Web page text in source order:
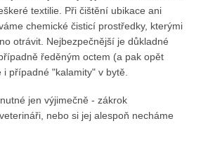
textilie. Při čištění ubikace ani
chemické čisticí prostředky, kterými
otrávit. Nejbezpečnější je důkladné
ředěným octem (a pak opět
případné "kalamity" v bytě.
jen výjimečně - zákrok
nebo si jej alespoň necháme